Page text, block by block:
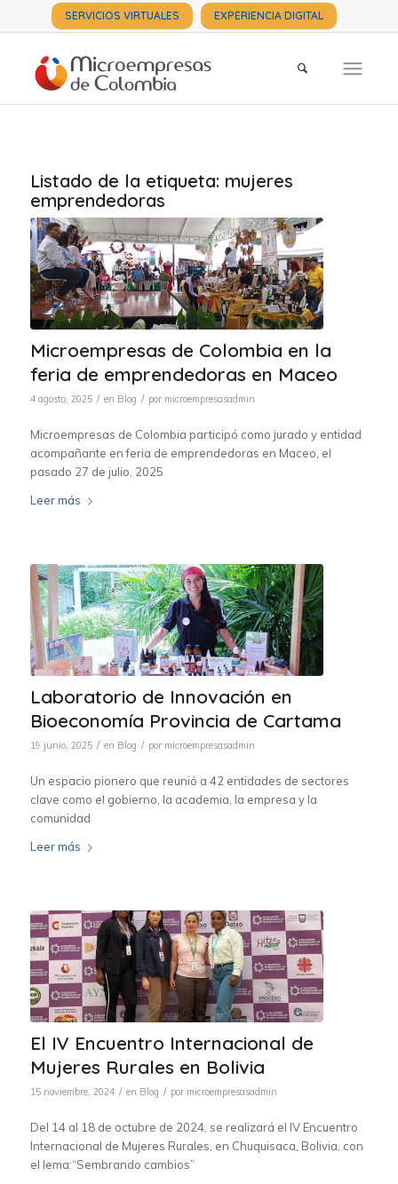
SERVICIOS VIRTUALES EXPERIENCIA DIGITAL
Listado de la etiqueta: mujeres
emprendedoras
Microempresas de Colombia en la
feria de emprendedoras en Maceo
4 agosto, 2025 / en Blog / por microempresasadmin
Microempresas de Colombia participó como jurado y entidad
acompañante en feria de emprendedoras en Maceo, el
pasado 27 de julio, 2025
Leer más
Laboratorio de Innovación en
Bioeconomía Provincia de Cartama
19 junio, 2025 / en Blog / por microempresasadmin
Un espacio pionero que reunió a 42 entidades de sectores
clave como el gobierno, la academia, la empresa y la
comunidad
Leer más
El IV Encuentro Internacional de
Mujeres Rurales en Bolivia
15 noviembre, 2024 / en Blog / por microempresasadmin
Del 14 al 18 de octubre de 2024, se realizará el IV Encuentro
Internacional de Mujeres Rurales, en Chuquisaca, Bolivia, con
el lema:“Sembrando cambios”